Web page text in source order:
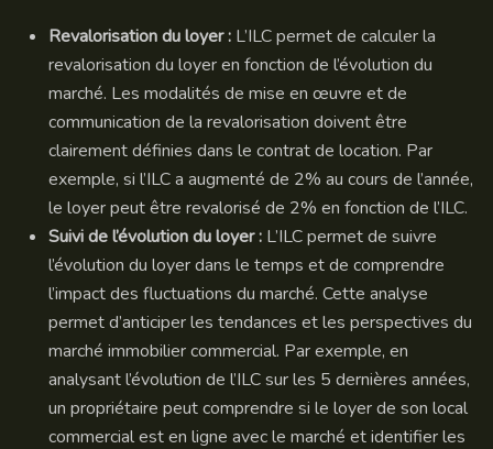
Revalorisation du loyer : L’ILC permet de calculer la
revalorisation du loyer en fonction de l’évolution du
marché. Les modalités de mise en œuvre et de
communication de la revalorisation doivent être
clairement définies dans le contrat de location. Par
exemple, si l’ILC a augmenté de 2% au cours de l’année,
le loyer peut être revalorisé de 2% en fonction de l’ILC.
Suivi de l’évolution du loyer : L’ILC permet de suivre
l’évolution du loyer dans le temps et de comprendre
l’impact des fluctuations du marché. Cette analyse
permet d’anticiper les tendances et les perspectives du
marché immobilier commercial. Par exemple, en
analysant l’évolution de l’ILC sur les 5 dernières années,
un propriétaire peut comprendre si le loyer de son local
commercial est en ligne avec le marché et identifier les